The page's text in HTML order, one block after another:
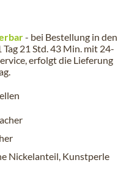
- bei Bestellung in den
Tag 21 Std. 43 Min. mit 24-
erfolgt die Lieferung
.
Nickelanteil, Kunstperle